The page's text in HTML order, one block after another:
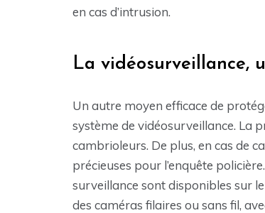
en cas d’intrusion.
La vidéosurveillance,
Un autre moyen efficace de
système de vidéosurveillance. La
cambrioleurs. De plus, en cas de
précieuses pour l’enquête
surveillance sont disponibles sur
des caméras filaires ou sans fil,